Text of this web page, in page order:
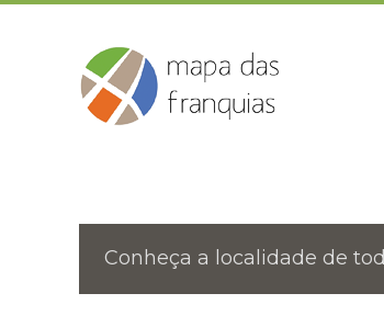
Conheça a localidade de